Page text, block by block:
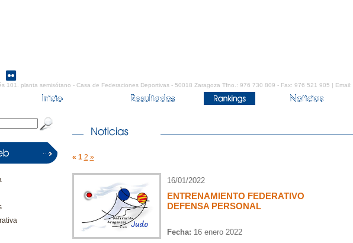
101. planta semisótano - Casa de Federaciones Deportivas - 50018 Zaragoza Tfno.: 976 730 809 - Fax: 976 521 905 | Email:
« 1 2 »
16/01/2022
ENTRENAMIENTO FEDERATIVO
DEFENSA PERSONAL
Fecha: 16 enero 2022